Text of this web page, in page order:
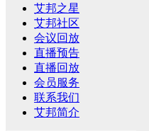
艾邦之星
艾邦社区
会议回放
直播预告
直播回放
会员服务
联系我们
艾邦简介